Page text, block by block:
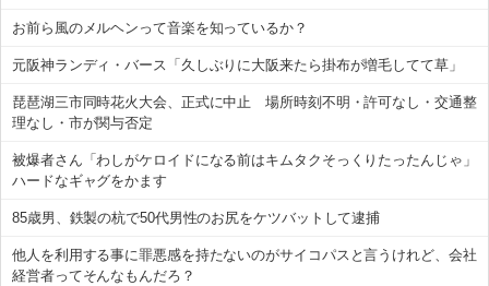
お前ら風のメルヘンって音楽を知っているか？
元阪神ランディ・バース「久しぶりに大阪来たら掛布が増毛してて草」
琵琶湖三市同時花火大会、正式に中止 場所時刻不明・許可なし・交通整
理なし・市が関与否定
被爆者さん「わしがケロイドになる前はキムタクそっくりたったんじゃ」
ハードなギャグをかます
85歳男、鉄製の杭で50代男性のお尻をケツバットして逮捕
他人を利用する事に罪悪感を持たないのがサイコパスと言うけれど、会社
経営者ってそんなもんだろ？